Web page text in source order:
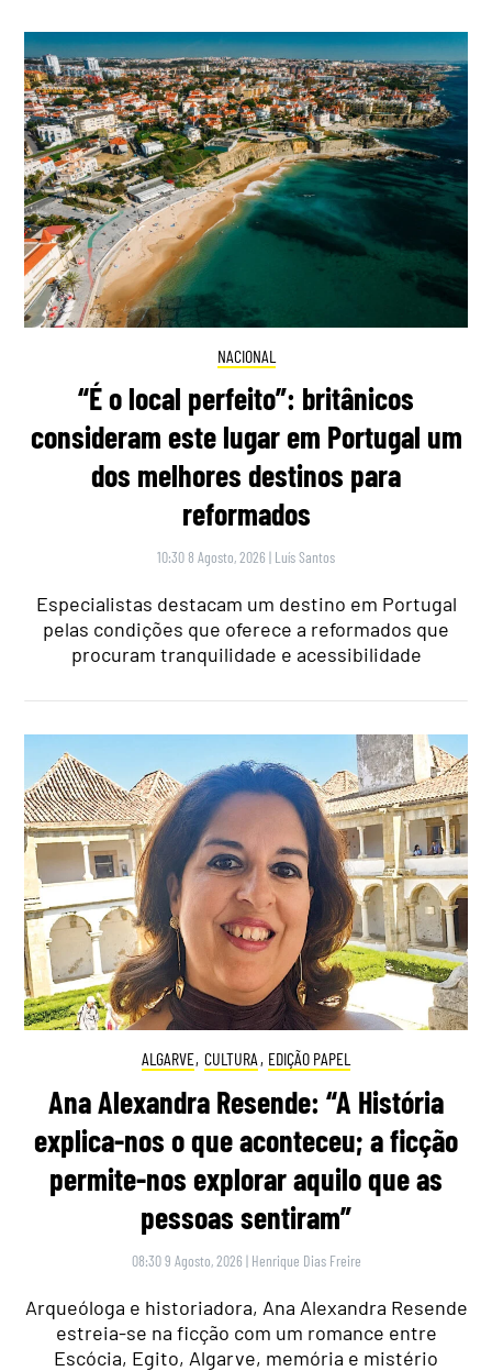
NACIONAL
“É o local perfeito”: britânicos
consideram este lugar em Portugal um
dos melhores destinos para
reformados
10:30 8 Agosto, 2026 | Luís Santos
Especialistas destacam um destino em Portugal
pelas condições que oferece a reformados que
procuram tranquilidade e acessibilidade
ALGARVE, CULTURA , EDIÇÃO PAPEL
Ana Alexandra Resende: “A História
explica-nos o que aconteceu; a ficção
permite-nos explorar aquilo que as
pessoas sentiram”
08:30 9 Agosto, 2026 | Henrique Dias Freire
Arqueóloga e historiadora, Ana Alexandra Resende
estreia-se na ficção com um romance entre
Escócia, Egito, Algarve, memória e mistério